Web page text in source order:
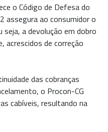
o Código de Defesa do
assegura ao consumidor o
a devolução em dobro
acrescidos de correção
das cobranças
o Procon-CG
cabíveis, resultando na